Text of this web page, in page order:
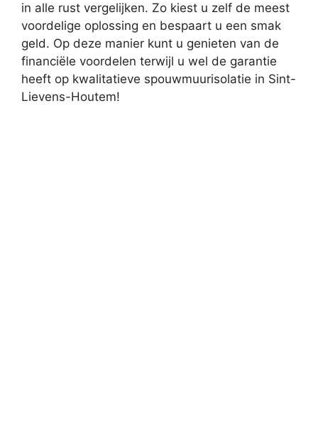
in alle rust vergelijken. Zo kiest u zelf de meest
voordelige oplossing en bespaart u een smak
geld. Op deze manier kunt u genieten van de
financiële voordelen terwijl u wel de garantie
heeft op kwalitatieve spouwmuurisolatie in Sint-
Lievens-Houtem!